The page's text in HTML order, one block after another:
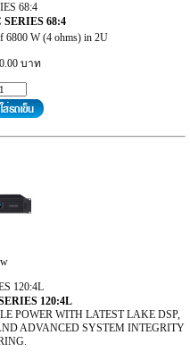
68:4
SERIES 68:4
6800 W (4 ohms) in 2U
บาท
120:4L
120:4L
POWER WITH LATEST LAKE DSP,
ADVANCED SYSTEM INTEGRITY